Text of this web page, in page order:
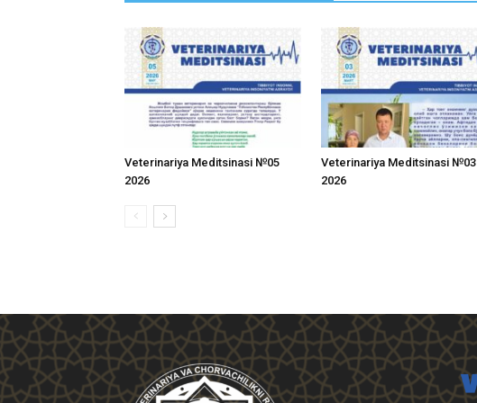
Veterinariya Meditsinasi №05
2026
Veterinariya Meditsinasi №03
2026